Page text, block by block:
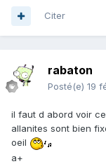
Citer
rabaton
Posté(e) 19
il faut d abord voir
allanites sont bien
oeil
a+